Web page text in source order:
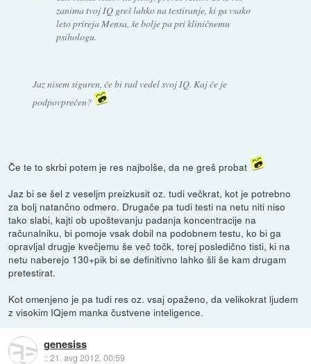
zanima tvoj IQ greš lahko na testiranje, ki ga vsako
leto prireja Mensa, še bolje pa pri kliničnemu
psihologu.
Jaz nisem siguren, če bi rad vedel svoj IQ. Kaj če je
podpovprečen?
Če te to skrbi potem je res najbolše, da ne greš probat
Jaz bi se šel z veseljm preizkusit oz. tudi večkrat, kot je potrebno
za bolj natančno odmero. Drugače pa tudi testi na netu niti niso
tako slabi, kajti ob upoštevanju padanja koncentracije na
računalniku, bi pomoje vsak dobil na podobnem testu, ko bi ga
opravljal drugje kvečjemu še več točk, torej posledično tisti, ki na
netu naberejo 130+pik bi se definitivno lahko šli še kam drugam
pretestirat.
Kot omenjeno je pa tudi res oz. vsaj opaženo, da velikokrat ljudem
z visokim IQjem manka čustvene inteligence.
genesiss
::21. avg 2012, 00:59